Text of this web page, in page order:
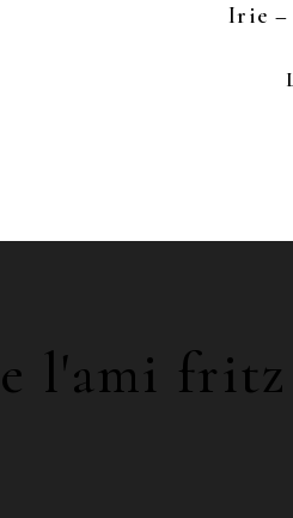
Irie –
l'ami fritz